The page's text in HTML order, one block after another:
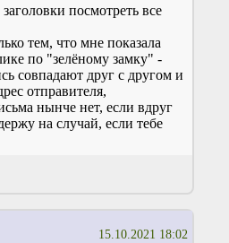
посмотреть все
тем, что мне показала
по "зелёному замку" -
совпадают друг с другом и
отправителя,
нынче нет, если вдруг
на случай, если тебе
15.10.2021 18:02